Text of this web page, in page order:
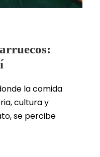
la comida
cultura y
se percibe